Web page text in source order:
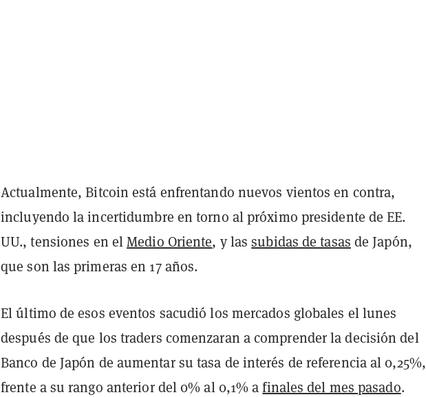
Actualmente, Bitcoin está enfrentando nuevos vientos en contra,
incluyendo la incertidumbre en torno al próximo presidente de EE.
UU., tensiones en elMedio Oriente, y lassubidas de tasas de Japón,
que son las primeras en 17 años.
El último de esos eventos sacudió los mercados globales el lunes
después de que los traders comenzaran a comprender la decisión del
Banco de Japón de aumentar su tasa de interés de referencia al 0,25%,
frente a su rango anterior del 0% al 0,1% afinales del mes pasado.